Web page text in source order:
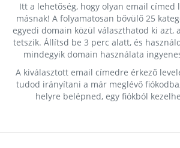
Itt a lehetőség, hogy olyan email címed
másnak! A folyamatosan bővülő 25
egyedi domain közül választhatod ki azt,
tetszik. Állítsd be 3 perc alatt, és
mindegyik domain használata
A kiválasztott email címedre érkező
tudod irányítani a már meglévő
helyre belépned, egy fiókból